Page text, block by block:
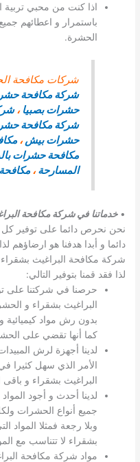
اذا كنت من محبي تربية
باستمرار و اعطائهم
الحشرة.
شركات مكافحة
شركة مكافحة
حشرات بصبيا ،
شركة مكافحة
حشرات بيش،
مكافحة حشرات
المسارحة،
•خدماتنا في شركة مكافحة
نحن نحرص دائما على توفير كل
دائما و أبدا هدفنا هو ارضاؤهم
شركة مكافحة البراغيث بشقراء
لذا فقد قمنا بتوفير التالي:
حرصنا في شركتنا على
البراغيث بشقراء و
بدون رش مواد كيميائية
كما أنها تقضي على
لدينا أجهزة لرش
الأمر الذي سهل كثيرا
البراغيث بشقراء و
لدينا أحدث و أجود
جميع أنواع الحشرات
وبلا رجعة فمثلا المواد
بشقراء لا تتناسب مع
مواد شركة مكافحة